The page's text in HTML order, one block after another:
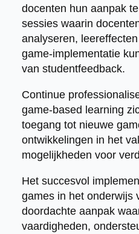
docenten hun aanpak
sessies waarin
analyseren,
game-implementatie
van studentfeedback.
Continue
game-based learning
toegang tot nieuwe
ontwikkelingen in het
mogelijkheden voor
Het succesvol
games in het onderwijs
doordachte aanpak
vaardigheden,